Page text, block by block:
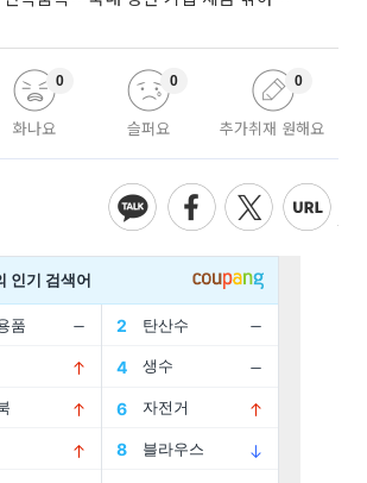
화나요
0
슬퍼요
0
추가취재 원해요
0